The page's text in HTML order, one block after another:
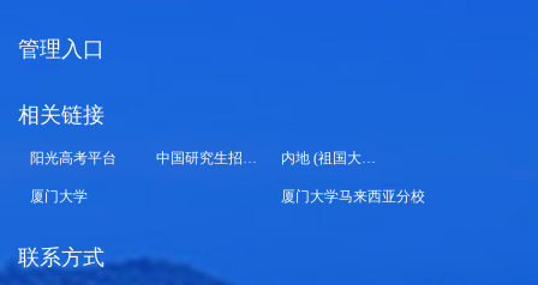
管理入口
相关链接
阳光高考平台 中国研究生招生信息网 内地 (祖国大陆) 高校面向港澳台招生信息网
厦门大学 厦门大学马来西亚分校
联系方式